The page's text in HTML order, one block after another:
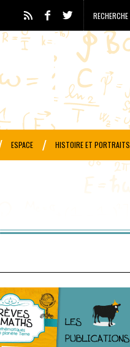
ESPACE HISTOIRE ET PORTRAITS